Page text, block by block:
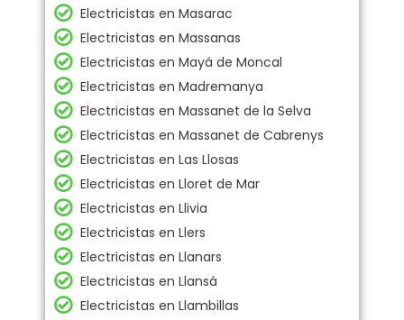
Electricistas en Masarac
Electricistas en Massanas
Electricistas en Mayá de Moncal
Electricistas en Madremanya
Electricistas en Massanet de la Selva
Electricistas en Massanet de Cabrenys
Electricistas en Las Llosas
Electricistas en Lloret de Mar
Electricistas en Llivia
Electricistas en Llers
Electricistas en Llanars
Electricistas en Llansá
Electricistas en Llambillas